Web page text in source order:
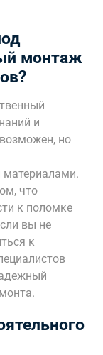
монтаж
и
но
материалами.
что
к поломке
вы не
к